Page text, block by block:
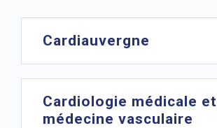
Cardiauvergne
Cardiologie médicale et
médecine vasculaire